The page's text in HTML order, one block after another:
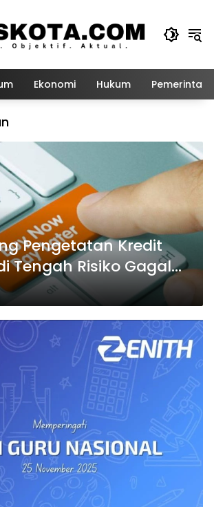
Ekonomi Hukum
Pengetatan Kredit
Tengah Risiko Gagal